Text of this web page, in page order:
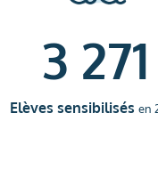
Elèves sensibilisés en
3 271